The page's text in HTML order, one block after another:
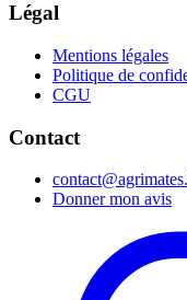
Légal
Mentions légales
Politique de
CGU
Contact
Donner mon avis